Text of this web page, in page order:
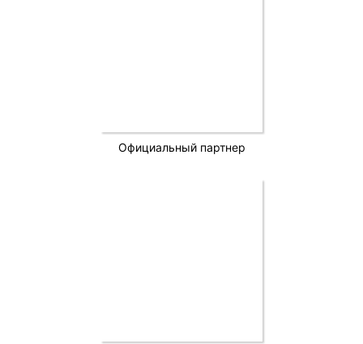
Официальный партнер